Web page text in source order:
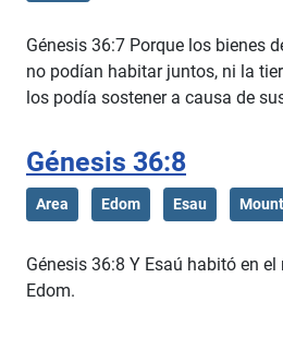
Génesis 36:7 Porque los bienes
no podían habitar juntos, ni la
los podía sostener a causa de
Génesis 36:8
Area Edom Esau Mount
Génesis 36:8 Y Esaú habitó en el
Edom.